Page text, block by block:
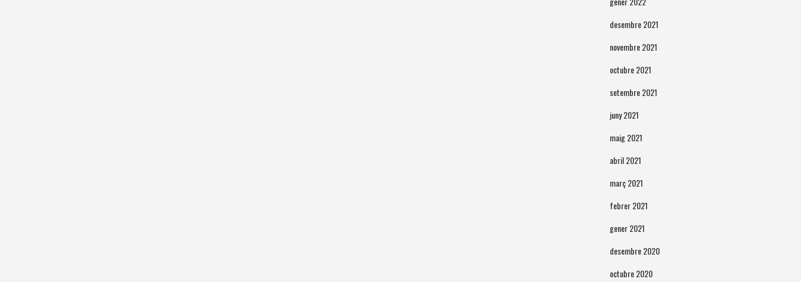
desembre 2021
novembre 2021
octubre 2021
setembre 2021
juny 2021
maig 2021
abril 2021
març 2021
febrer 2021
gener 2021
desembre 2020
octubre 2020